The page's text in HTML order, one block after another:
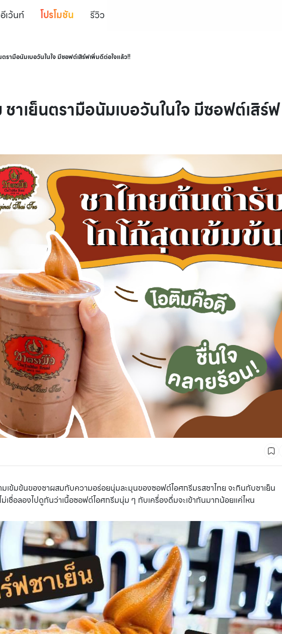
อีเว้นท์ โปรโมชัน รีวิว
ตรามือนัมเบอวันในใจ มีซอฟต์เสิร์ฟเพิ่มดีต่อใจแล้ว!!
ชาเย็นตรามือนัมเบอวันในใจ มีซอฟต์เสิร์ฟ
มเข้มข้นของชาผสมกับความอร่อยนุ่มละมุนของซอฟต์ไอศกรีมรสชาไทย จะกินกับชาเย็น
เชื่อลองไปดูกันว่าเนื้อซอฟต์ไอศกรีมนุ่ม ๆ กับเครื่องดื่มจะเข้ากันมากน้อยแค่ไหน
CMG SHOP SHOP รวมแบรนด์ตัวท็อป ลดสูงสุด50%